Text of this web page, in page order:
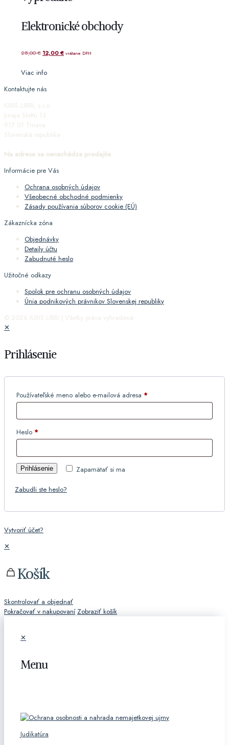
Elektronické obchody
28,00€Pôvodná
bola:
12,00€Aktuálna
vrátane DPH
Viac info
Kontaktujte nás
IURIS LIBRI, s.r.o.
Juraja Slottu 13
917 01 Trnava
Slovenská republika
Na adrese sa nenachádza predajňa
Informácie pre Vás
Ochrana osobných údajov
Všeobecné obchodné podmienky
Zásady používania súborov cookie (EÚ)
Zákaznícka zóna
Objednávky
Detaily účtu
Zabudnuté heslo
Užitočné odkazy
Spolok pre ochranu osobných údajov
Únia podnikových právnikov Slovenskej republiky
© 2026 IURIS LIBRI | Všetky práva vyhradené
✕
Prihlásenie
Používateľské meno alebo e-mailová adresa *
Heslo *
Zapamätať si ma
Prihlásenie
Zabudli ste heslo?
Vytvoriť účet?
✕
Košík
Skontrolovať a objednať
Pokračovať v nakupovaní Zobraziť košík
✕
Menu
Judikatúra